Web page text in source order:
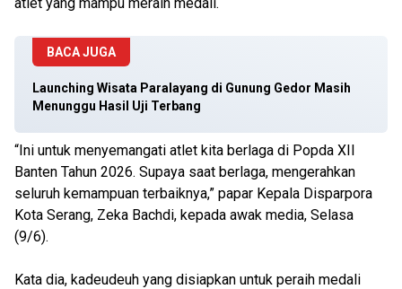
BACA JUGA
Launching Wisata Paralayang di Gunung Gedor Masih
Menunggu Hasil Uji Terbang
“Ini untuk menyemangati atlet kita berlaga di Popda XII
Banten Tahun 2026. Supaya saat berlaga, mengerahkan
seluruh kemampuan terbaiknya,” papar Kepala Disparpora
Kota Serang, Zeka Bachdi, kepada awak media, Selasa
(9/6).
Kata dia, kadeudeuh yang disiapkan untuk peraih medali